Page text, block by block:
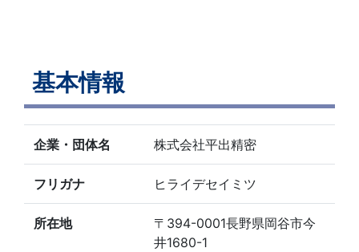
基本情報
企業・団体名 株式会社平出精密
フリガナ ヒライデセイミツ
所在地
〒394-0001長野県岡谷市今
井1680-1